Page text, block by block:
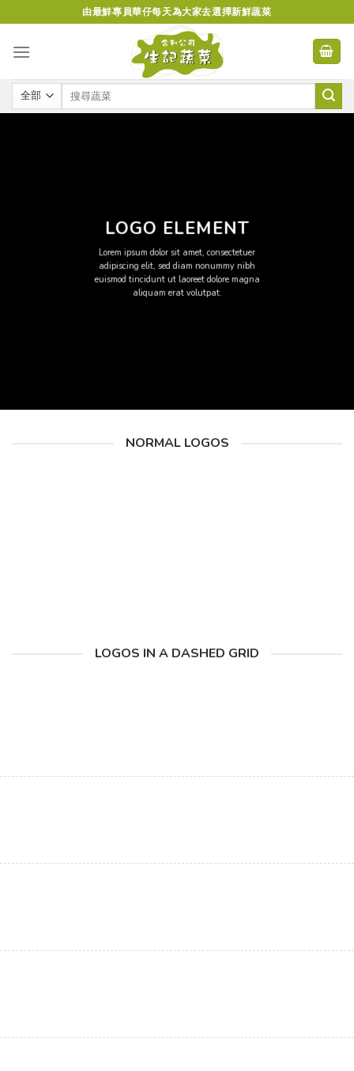
to
content
由最鮮專員華仔每天為大家去選擇新鮮蔬菜
LOGO ELEMENT
Lorem ipsum dolor sit amet, consectetuer
adipiscing elit, sed diam nonummy nibh
euismod tincidunt ut laoreet dolore magna
aliquam erat volutpat.
NORMAL LOGOS
LOGOS IN A DASHED GRID